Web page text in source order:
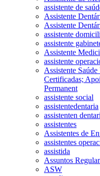
assistente de
Assistente
Assistente
assistente
assistente
Assistente
assistente
Assistente
Certificadas;
Permanent
assistente social
assistentedentaria
assistenten
assistentes
Assistentes de
assistentes
assistida
Assuntos
ASW